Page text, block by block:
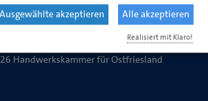
Handwerkskammer für Ostfriesland
Ausgewählte akzeptieren Alle akzeptieren
Realisiert mit Klaro!